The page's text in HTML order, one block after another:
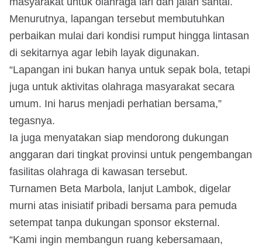
Menurutnya, lapangan tersebut membutuhkan
perbaikan mulai dari kondisi rumput hingga lintasan
di sekitarnya agar lebih layak digunakan.
“Lapangan ini bukan hanya untuk sepak bola, tetapi
juga untuk aktivitas olahraga masyarakat secara
umum. Ini harus menjadi perhatian bersama,”
tegasnya.
Ia juga menyatakan siap mendorong dukungan
anggaran dari tingkat provinsi untuk pengembangan
fasilitas olahraga di kawasan tersebut.
Turnamen Beta Marbola, lanjut Lambok, digelar
murni atas inisiatif pribadi bersama para pemuda
setempat tanpa dukungan sponsor eksternal.
“Kami ingin membangun ruang kebersamaan,